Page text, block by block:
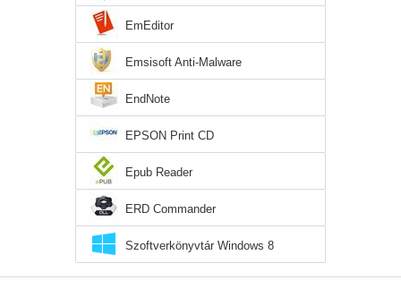
EmEditor
Emsisoft Anti-Malware
EndNote
EPSON Print CD
Epub Reader
ERD Commander
Szoftverkönyvtár Windows 8